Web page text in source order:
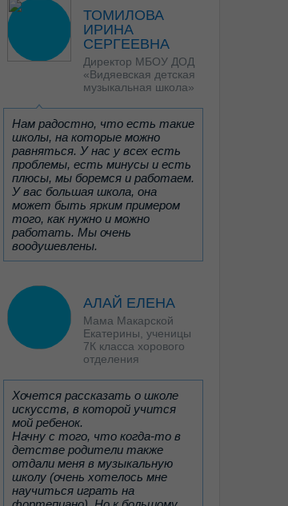
ТОМИЛОВА
ИРИНА
СЕРГЕЕВНА
Директор МБОУ ДОД
«Видяевская детская
музыкальная школа»
Нам радостно, что есть такие
школы, на которые можно
равняться. У нас у всех есть
проблемы, есть минусы и есть
плюсы, мы боремся и работаем.
У вас большая школа, она
может быть ярким примером
того, как нужно и можно
работать. Мы очень
воодушевлены.
АЛАЙ ЕЛЕНА
Мама Макарской
Екатерины, ученицы
7К класса хорового
отделения
Хочется рассказать о школе
искусств, в которой учится
мой ребенок.
Начну с того, что когда-то в
детстве родители также
отдали меня в музыкальную
школу (очень хотелось мне
научиться играть на